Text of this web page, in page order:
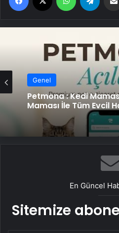
Genel
Petmona : Kedi
Maması İle Tüm Evcil
En Güncel
Sitemize